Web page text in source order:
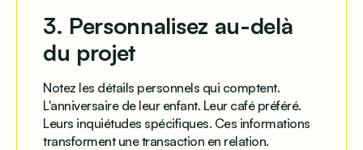
3. Personnalisez au-delà
du projet
Notez les détails personnels qui comptent.
L'anniversaire de leur enfant. Leur café préféré.
Leurs inquiétudes spécifiques. Ces informations
transforment une transaction en relation.